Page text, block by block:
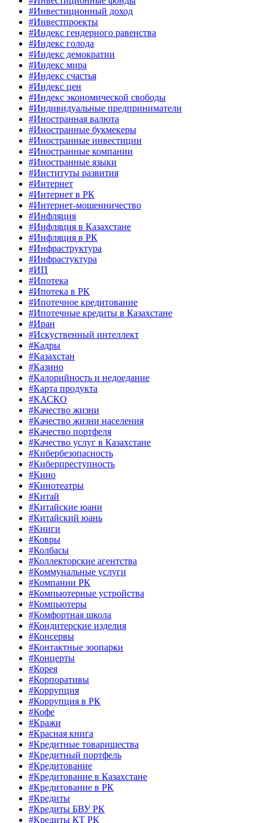
#Инвестиционный доход
#Инвестпроекты
#Индекс гендерного равенства
#Индекс голода
#Индекс демократии
#Индекс мира
#Индекс счастья
#Индекс цен
#Индекс экономической свободы
#Индивидуальные предприниматели
#Иностранная валюта
#Иностранные букмекеры
#Иностранные инвестиции
#Иностранные компании
#Иностранные языки
#Институты развития
#Интернет
#Интернет в РК
#Интернет-мошенничество
#Инфляция
#Инфляция в Казахстане
#Инфляция в РК
#Инфраструктура
#Инфрастуктура
#ИП
#Ипотека
#Ипотека в РК
#Ипотечное кредитование
#Ипотечные кредиты в Казахстане
#Иран
#Искуственный интеллект
#Кадры
#Казахстан
#Казино
#Калорийность и недоедание
#Карта продукта
#КАСКО
#Качество жизни
#Качество жизни населения
#Качество портфеля
#Качество услуг в Казахстане
#Кибербезопасность
#Киберпреступность
#Кино
#Кинотеатры
#Китай
#Китайские юани
#Китайский юань
#Книги
#Ковры
#Колбасы
#Коллекторские агентства
#Коммунальные услуги
#Компании РК
#Компьютерные устройства
#Компьютеры
#Комфортная школа
#Кондитерские изделия
#Консервы
#Контактные зоопарки
#Концерты
#Корея
#Корпоративы
#Коррупция
#Коррупция в РК
#Кофе
#Кражи
#Красная книга
#Кредитные товарищества
#Кредитный портфель
#Кредитование
#Кредитование в Казахстане
#Кредитование в РК
#Кредиты
#Кредиты БВУ РК
#Кредиты КТ РК